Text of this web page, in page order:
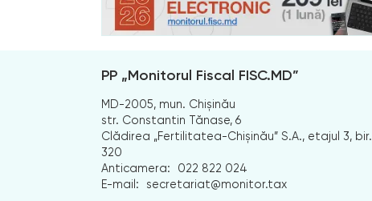
PP „Monitorul Fiscal FISC.MD”
MD-2005, mun. Chișinău
str. Constantin Tănase, 6
Clădirea „Fertilitatea-Chișinău” S.A., etajul 3, bir.
320
Anticamera:
022 822 024
E-mail:
secretariat@monitor.tax